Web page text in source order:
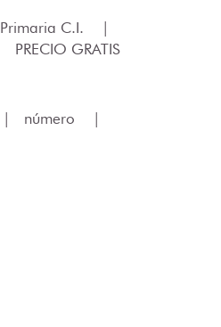
Primaria C.I.
PRECIO GRATIS
número